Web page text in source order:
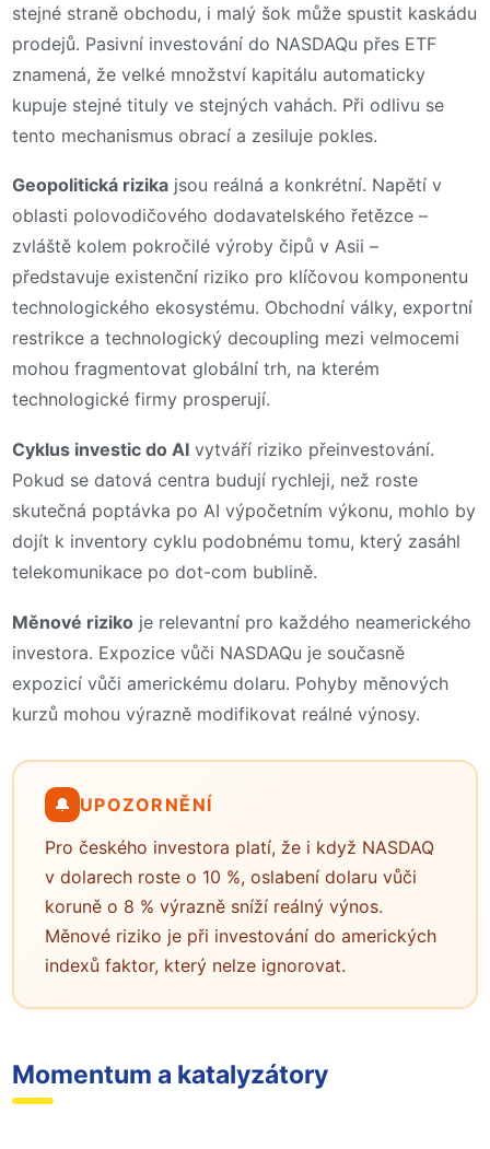
stejné straně obchodu, i malý šok může spustit kaskádu
prodejů. Pasivní investování do NASDAQu přes ETF
znamená, že velké množství kapitálu automaticky
kupuje stejné tituly ve stejných vahách. Při odlivu se
tento mechanismus obrací a zesiluje pokles.
Geopolitická rizika jsou reálná a konkrétní. Napětí v
oblasti polovodičového dodavatelského řetězce –
zvláště kolem pokročilé výroby čipů v Asii –
představuje existenční riziko pro klíčovou komponentu
technologického ekosystému. Obchodní války, exportní
restrikce a technologický decoupling mezi velmocemi
mohou fragmentovat globální trh, na kterém
technologické firmy prosperují.
Cyklus investic do AI vytváří riziko přeinvestování.
Pokud se datová centra budují rychleji, než roste
skutečná poptávka po AI výpočetním výkonu, mohlo by
dojít k inventory cyklu podobnému tomu, který zasáhl
telekomunikace po dot-com bublině.
Měnové riziko je relevantní pro každého neamerického
investora. Expozice vůči NASDAQu je současně
expozicí vůči americkému dolaru. Pohyby měnových
kurzů mohou výrazně modifikovat reálné výnosy.
🔔 UPOZORNĚNÍ
Pro českého investora platí, že i když NASDAQ
v dolarech roste o 10 %, oslabení dolaru vůči
koruně o 8 % výrazně sníží reálný výnos.
Měnové riziko je při investování do amerických
indexů faktor, který nelze ignorovat.
Momentum a katalyzátory